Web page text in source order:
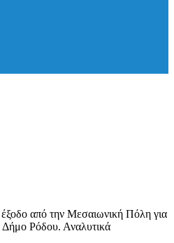
από την Μεσαιωνική Πόλη για
Δήμο Ρόδου. Αναλυτικά